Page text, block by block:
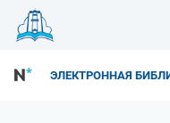
ЭЛЕКТРОННАЯ